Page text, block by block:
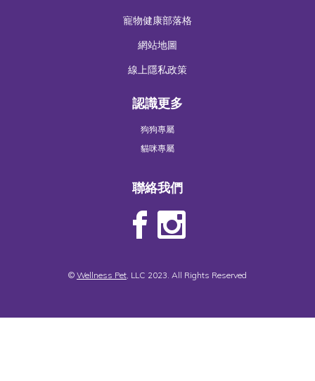
寵物健康部落格
網站地圖
線上隱私政策
認識更多
狗狗專屬
貓咪專屬
聯絡我們
© Wellness Pet, LLC 2023. All Rights Reserved